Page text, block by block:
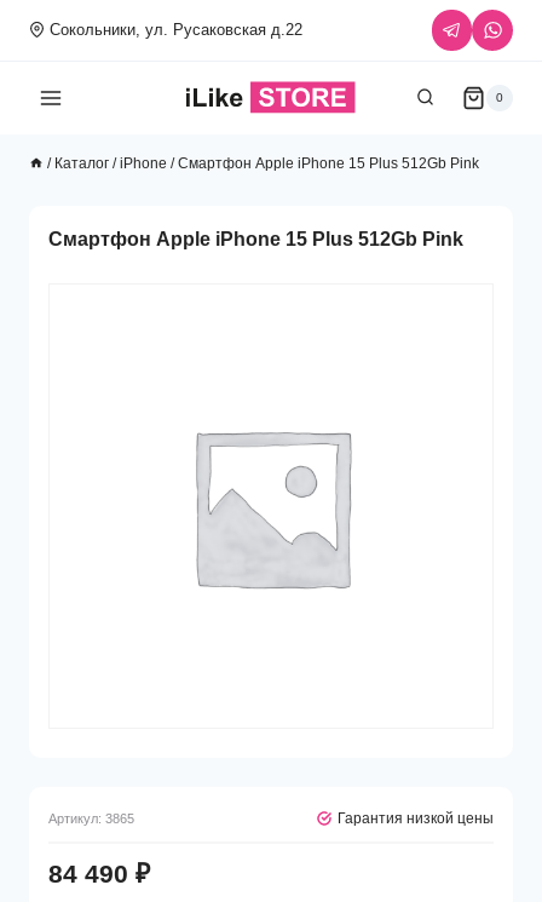
Сокольники, ул. Русаковская д.22
0
/ Каталог / iPhone / Смартфон Apple iPhone 15 Plus 512Gb Pink
Смартфон Apple iPhone 15 Plus 512Gb Pink
Артикул: 3865 Гарантия низкой цены
84 490 ₽